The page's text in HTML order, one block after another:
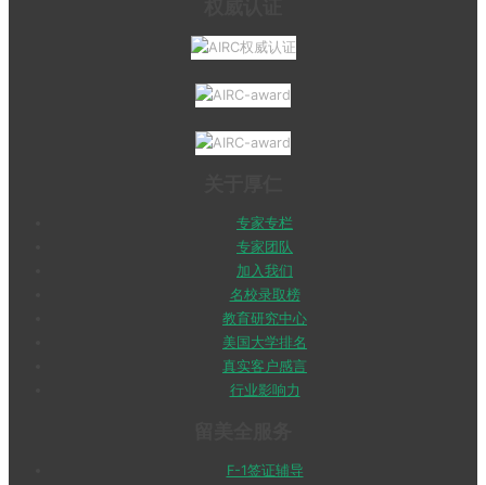
专家专栏
专家团队
加入我们
名校录取榜
教育研究中心
美国大学排名
真实客户感言
行业影响力
F-1签证辅导